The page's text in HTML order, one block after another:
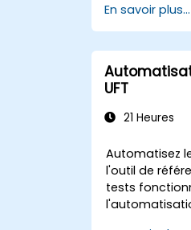
sur des
Gérer les
données
les
Répandre
En savoir plus...
UFT
21 Heures
Automatisez
l'outil de
tests